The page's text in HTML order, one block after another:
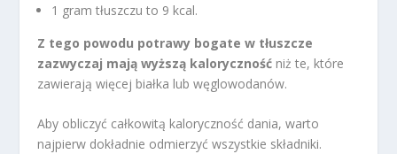
1 gram tłuszczu to 9 kcal.
Z tego powodu potrawy bogate w tłuszcze
zazwyczaj mają wyższą kaloryczność niż te, które
zawierają więcej białka lub węglowodanów.
Aby obliczyć całkowitą kaloryczność dania, warto
najpierw dokładnie odmierzyć wszystkie składniki.